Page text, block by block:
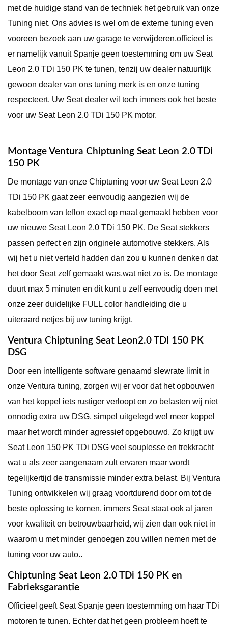
met de huidige stand van de techniek het gebruik van onze
Tuning niet. Ons advies is wel om de externe tuning even
vooreen bezoek aan uw garage te verwijderen,officieel is
er namelijk vanuit Spanje geen toestemming om uw Seat
Leon 2.0 TDi 150 PK te tunen, tenzij uw dealer natuurlijk
gewoon dealer van ons tuning merk is en onze tuning
respecteert. Uw Seat dealer wil toch immers ook het beste
voor uw Seat Leon 2.0 TDi 150 PK motor.
Montage Ventura Chiptuning Seat Leon 2.0 TDi
150 PK
De montage van onze Chiptuning voor uw Seat Leon 2.0
TDi 150 PK gaat zeer eenvoudig aangezien wij de
kabelboom van teflon exact op maat gemaakt hebben voor
uw nieuwe Seat Leon 2.0 TDi 150 PK. De Seat stekkers
passen perfect en zijn originele automotive stekkers. Als
wij het u niet verteld hadden dan zou u kunnen denken dat
het door Seat zelf gemaakt was,wat niet zo is. De montage
duurt max 5 minuten en dit kunt u zelf eenvoudig doen met
onze zeer duidelijke FULL color handleiding die u
uiteraard netjes bij uw tuning krijgt.
Ventura Chiptuning Seat Leon2.0 TDI 150 PK
DSG
Door een intelligente software genaamd slewrate limit in
onze Ventura tuning, zorgen wij er voor dat het opbouwen
van het koppel iets rustiger verloopt en zo belasten wij niet
onnodig extra uw DSG, simpel uitgelegd wel meer koppel
maar het wordt minder agressief opgebouwd. Zo krijgt uw
Seat Leon 150 PK TDi DSG veel souplesse en trekkracht
wat u als zeer aangenaam zult ervaren maar wordt
tegelijkertijd de transmissie minder extra belast. Bij Ventura
Tuning ontwikkelen wij graag voortdurend door om tot de
beste oplossing te komen, immers Seat staat ook al jaren
voor kwaliteit en betrouwbaarheid, wij zien dan ook niet in
waarom u met minder genoegen zou willen nemen met de
tuning voor uw auto..
Chiptuning Seat Leon 2.0 TDi 150 PK en
Fabrieksgarantie
Officieel geeft Seat Spanje geen toestemming om haar TDi
motoren te tunen. Echter dat het geen probleem hoeft te